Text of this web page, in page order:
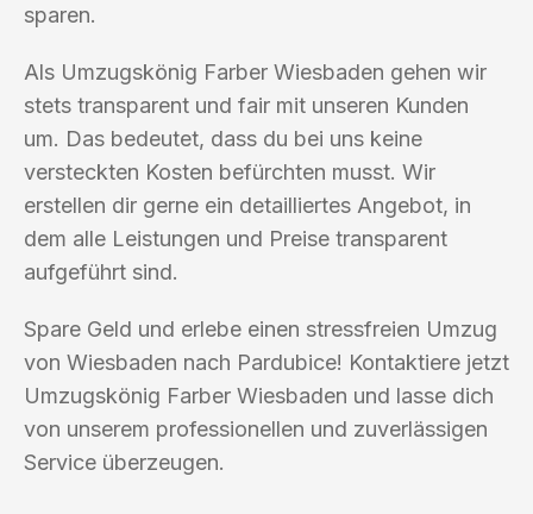
sparen.
Als Umzugskönig Farber Wiesbaden gehen wir
stets transparent und fair mit unseren Kunden
um. Das bedeutet, dass du bei uns keine
versteckten Kosten befürchten musst. Wir
erstellen dir gerne ein detailliertes Angebot, in
dem alle Leistungen und Preise transparent
aufgeführt sind.
Spare Geld und erlebe einen stressfreien Umzug
von Wiesbaden nach Pardubice! Kontaktiere jetzt
Umzugskönig Farber Wiesbaden und lasse dich
von unserem professionellen und zuverlässigen
Service überzeugen.